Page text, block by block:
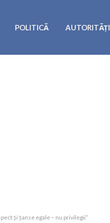
POLITICĂ AUTORITĂȚI
și șanse egale – nu privilegii”